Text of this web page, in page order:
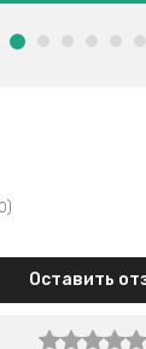
Оставить